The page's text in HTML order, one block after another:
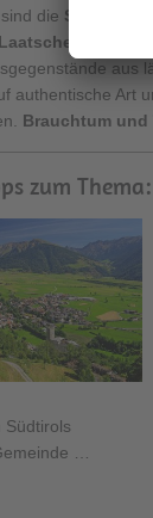
die Sanbichler
Laatscher
aus
authentische Art
Brauchtum und
zum Thema:
Südtirols
…